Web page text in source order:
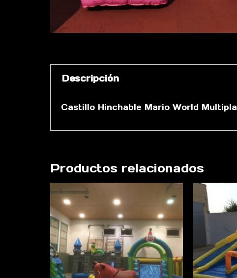
Descripción
Castillo Hinchable Mario World
Productos relacionados